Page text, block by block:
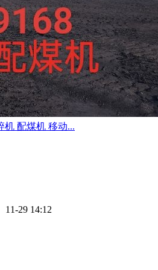
机 配煤机 移动...
11-29 14:12